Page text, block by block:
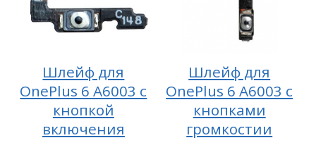
Шлейф для
OnePlus 6 A6003 с
кнопкой
включения
Шлейф для
OnePlus 6 A6003 с
кнопками
громкостии